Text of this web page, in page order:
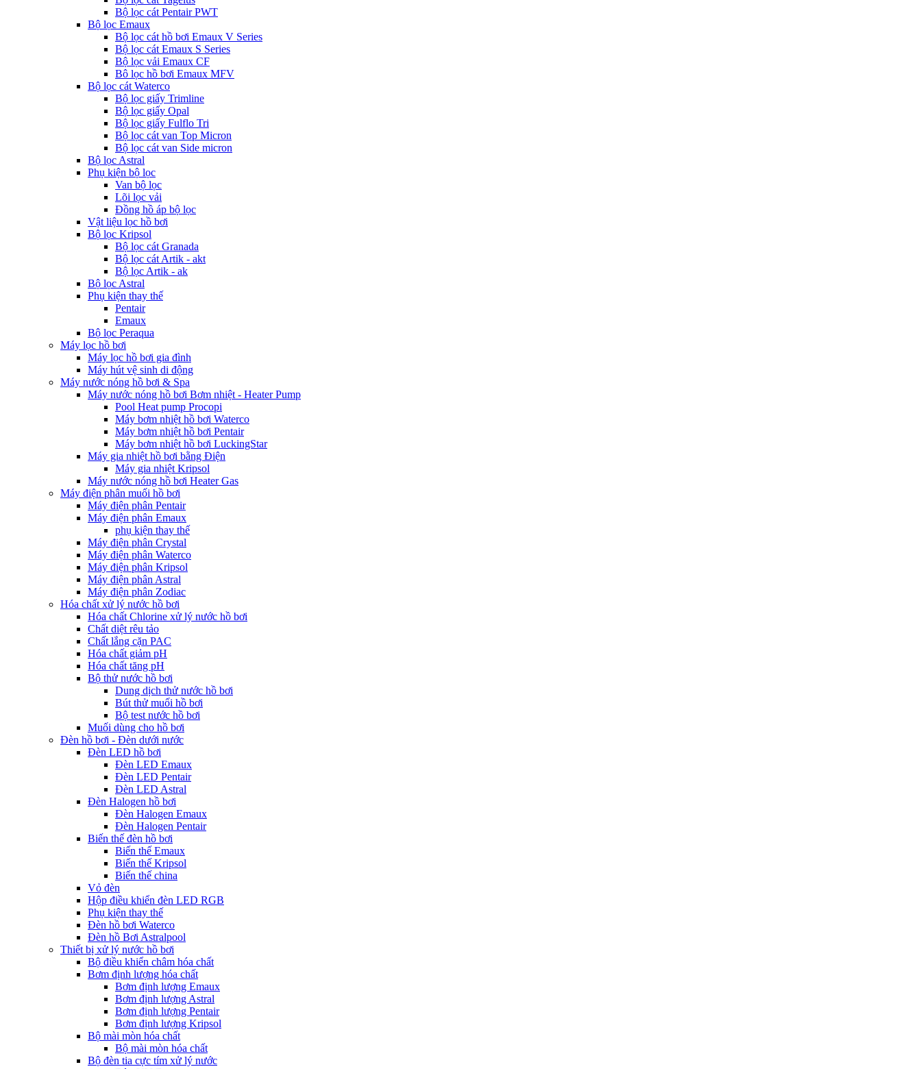
Bộ lọc cát Pentair PWT
Bộ lọc Emaux
Bộ lọc cát hồ bơi Emaux V Series
Bộ lọc cát Emaux S Series
Bộ lọc vải Emaux CF
Bô lọc hồ bơi Emaux MFV
Bộ lọc cát Waterco
Bộ lọc giấy Trimline
Bộ lọc giấy Opal
Bộ lọc giấy Fulflo Tri
Bộ lọc cát van Top Micron
Bộ lọc cát van Side micron
Bộ lọc Astral
Phụ kiện bộ lọc
Van bộ lọc
Lõi lọc vải
Đồng hồ áp bộ lọc
Vật liệu lọc hồ bơi
Bộ lọc Kripsol
Bộ lọc cát Granada
Bộ lọc cát Artik - akt
Bộ lọc Artik - ak
Bộ lọc Astral
Phụ kiện thay thế
Pentair
Emaux
Bộ lọc Peraqua
Máy lọc hồ bơi
Máy lọc hồ bơi gia đình
Máy hút vệ sinh di động
Máy nước nóng hồ bơi & Spa
Máy nước nóng hồ bơi Bơm nhiệt - Heater Pump
Pool Heat pump Procopi
Máy bơm nhiệt hồ bơi Waterco
Máy bơm nhiệt hồ bơi Pentair
Máy bơm nhiệt hồ bơi LuckingStar
Máy gia nhiệt hồ bơi bằng Điện
Máy gia nhiệt Kripsol
Máy nước nóng hồ bơi Heater Gas
Máy điện phân muối hồ bơi
Máy điện phân Pentair
Máy điện phân Emaux
phụ kiện thay thế
Máy điện phân Crystal
Máy điện phân Waterco
Máy điện phân Kripsol
Máy điện phân Astral
Máy điện phân Zodiac
Hóa chất xử lý nước hồ bơi
Hóa chất Chlorine xử lý nước hồ bơi
Chất diệt rêu tảo
Chất lắng cặn PAC
Hóa chất giảm pH
Hóa chất tăng pH
Bộ thử nước hồ bơi
Dung dịch thử nước hồ bơi
Bút thử muối hồ bơi
Bộ test nước hồ bơi
Muối dùng cho hồ bơi
Đèn hồ bơi - Đèn dưới nước
Đèn LED hồ bơi
Đèn LED Emaux
Đèn LED Pentair
Đèn LED Astral
Đèn Halogen hồ bơi
Đèn Halogen Emaux
Đèn Halogen Pentair
Biến thế đèn hồ bơi
Biến thế Emaux
Biến thế Kripsol
Biến thế china
Vỏ đèn
Hộp điều khiển đèn LED RGB
Phụ kiện thay thế
Đèn hồ bơi Waterco
Đèn hồ Bơi Astralpool
Thiết bị xử lý nước hồ bơi
Bộ điều khiển châm hóa chất
Bơm định lượng hóa chất
Bơm định lượng Emaux
Bơm định lượng Astral
Bơm định lượng Pentair
Bơm định lượng Kripsol
Bộ mài mòn hóa chất
Bộ mài mòn hóa chất
Bộ đèn tia cực tím xử lý nước